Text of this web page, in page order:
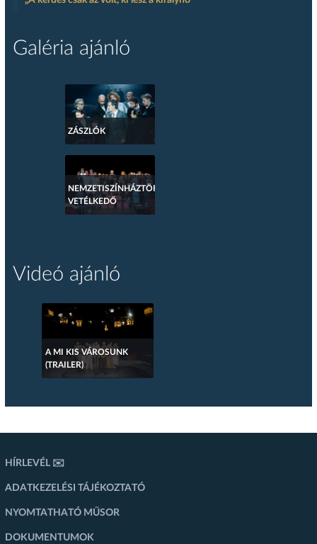
Galéria ajánló
ZÁSZLÓK
NEMZETISZÍNHÁZTÖRTÉNETI
VETÉLKEDŐ
Videó ajánló
A MI KIS VÁROSUNK
(TRAILER)
HÍRLEVÉL ✉️
ADATKEZELÉSI TÁJÉKOZTATÓ
NYOMTATHATÓ MŰSOR
DOKUMENTUMOK